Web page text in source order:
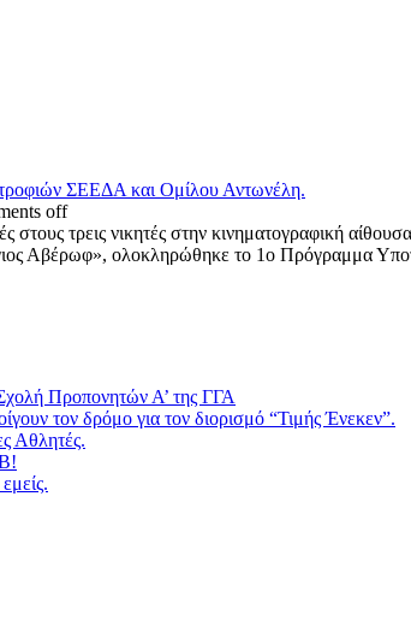
ΣΕΕΔΑ και Ομίλου Αντωνέλη.
off
στους τρεις νικητές στην κινηματογραφική
Αβέρωφ», ολοκληρώθηκε το 1ο Πρόγραμμα
Προπονητών Α’ της ΓΓΑ
τον δρόμο για τον διορισμό “Τιμής Ένεκεν”.
Αθλητές.